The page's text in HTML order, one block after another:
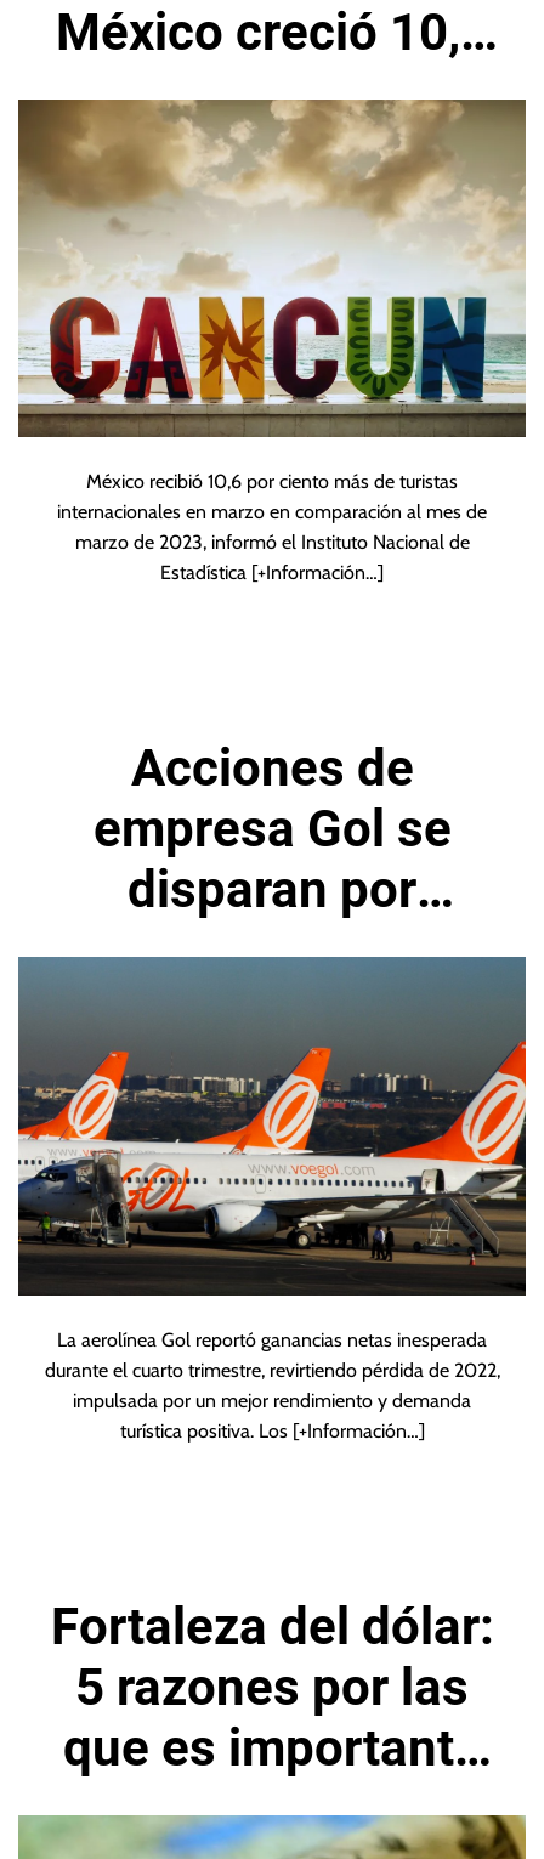
México creció 10,6
% en el mes de
marzo
México recibió 10,6 por ciento más de turistas
internacionales en marzo en comparación al mes de
marzo de 2023, informó el Instituto Nacional de
Estadística [+Información…]
Acciones de
empresa Gol se
disparan por
ganancia
inesperada en
cuarto trimestre
La aerolínea Gol reportó ganancias netas inesperada
durante el cuarto trimestre, revirtiendo pérdida de 2022,
impulsada por un mejor rendimiento y demanda
turística positiva. Los [+Información…]
Fortaleza del dólar:
5 razones por las
que es importante
para el mercado